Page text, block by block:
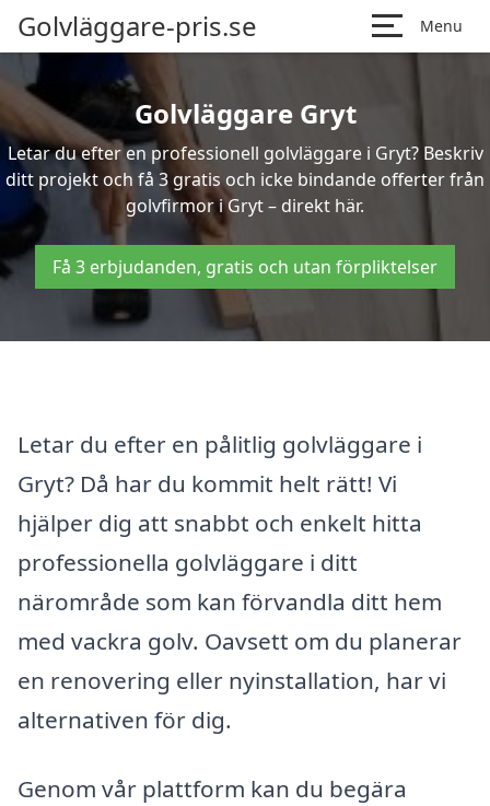
Golvläggare-pris.se Menu
Golvläggare Gryt
Letar du efter en professionell golvläggare i Gryt? Beskriv
ditt projekt och få 3 gratis och icke bindande offerter från
golvfirmor i Gryt – direkt här.
Få 3 erbjudanden, gratis och utan förpliktelser
Letar du efter en pålitlig golvläggare i
Gryt? Då har du kommit helt rätt! Vi
hjälper dig att snabbt och enkelt hitta
professionella golvläggare i ditt
närområde som kan förvandla ditt hem
med vackra golv. Oavsett om du planerar
en renovering eller nyinstallation, har vi
alternativen för dig.
Genom vår plattform kan du begära